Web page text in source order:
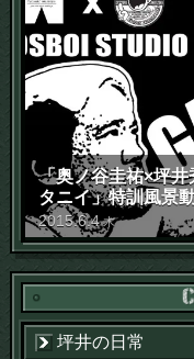
「奥ノ谷圭祐×坪
タニイ」特訓風景
2015.6.4 木
坪井の日常